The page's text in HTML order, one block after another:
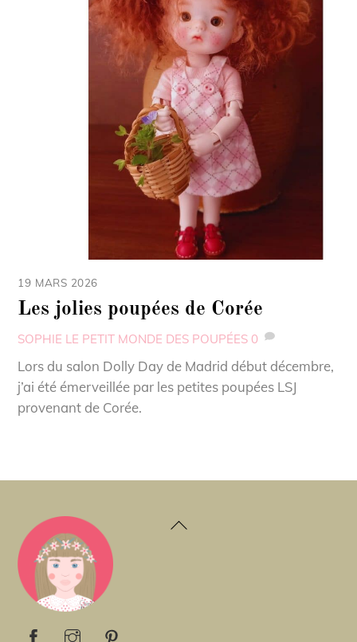
19 MARS 2026
Les jolies poupées de Corée
SOPHIE LE PETIT MONDE DES POUPÉES 0
Lors du salon Dolly Day de Madrid début décembre,
j’ai été émerveillée par les petites poupées LSJ
provenant de Corée.
Back